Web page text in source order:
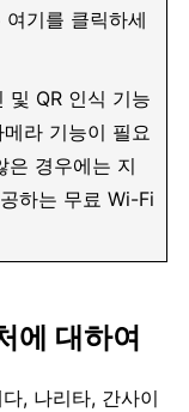
기를 클릭하세
및 QR 인식 기능
라 기능이 필요
은 경우에는 지
하는 무료 Wi-Fi
에 대하여
, 나리타, 간사이